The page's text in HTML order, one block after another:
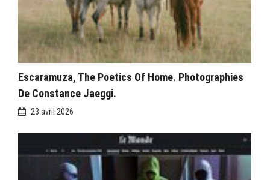
Escaramuza, The Poetics Of Home. Photographies
De Constance Jaeggi.
23 avril 2026